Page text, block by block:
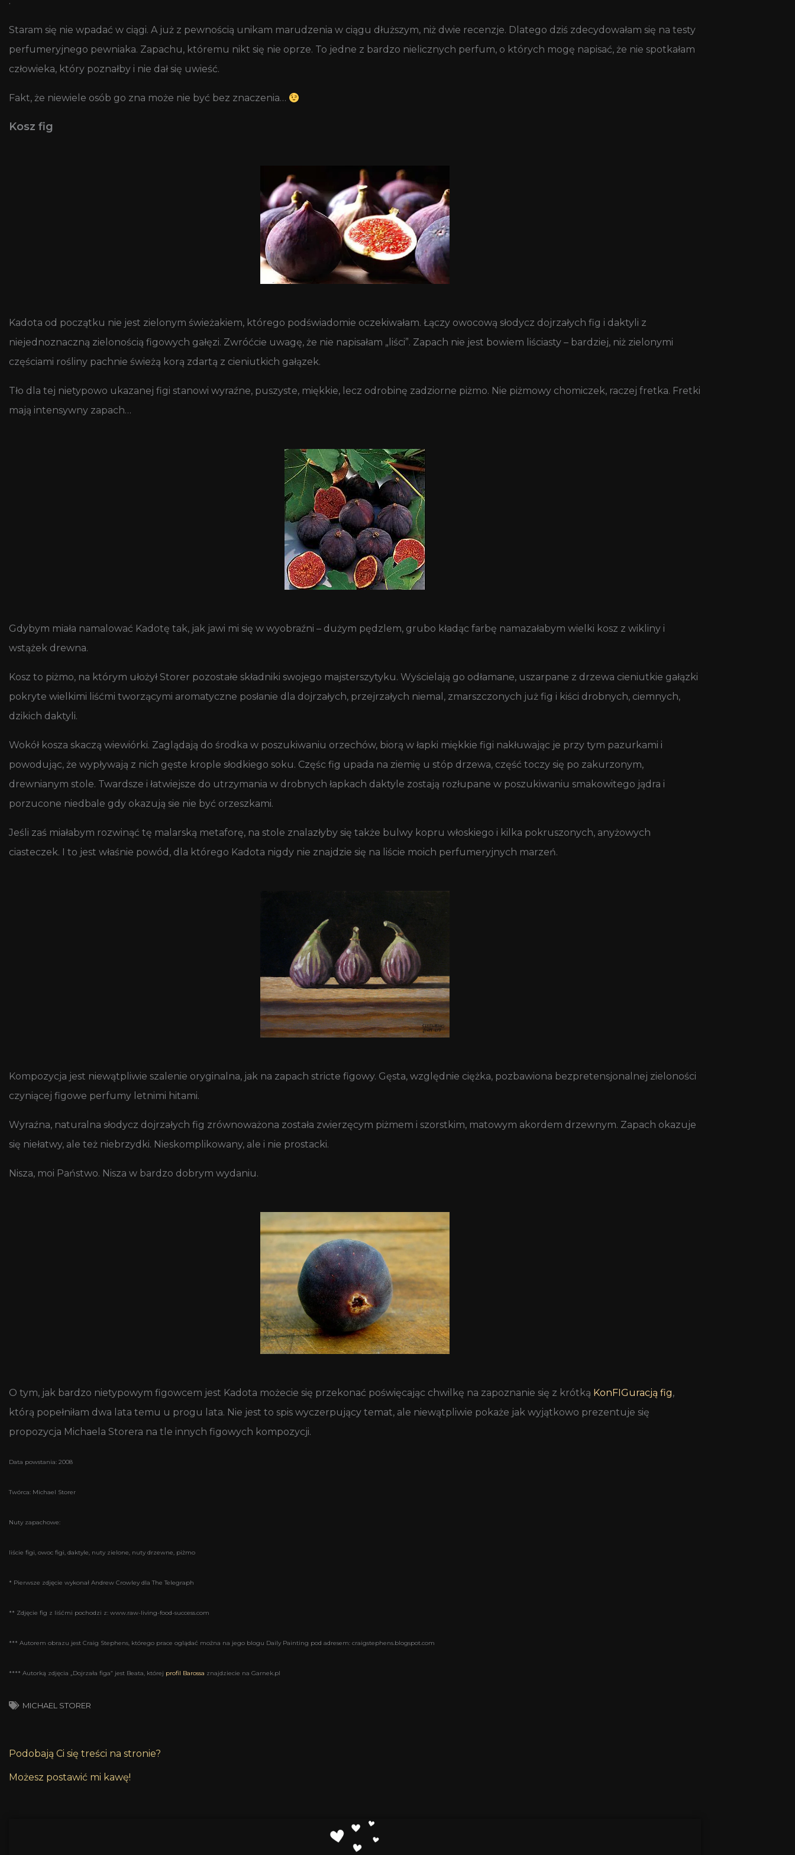
Staram się nie wpadać w ciągi. A już z pewnością unikam marudzenia w ciągu dłuższym, niż dwie recenzje. Dlatego dziś zdecydowałam się na testy
perfumeryjnego pewniaka. Zapachu, któremu nikt się nie oprze. To jedne z bardzo nielicznych perfum, o których mogę napisać, że nie spotkałam
człowieka, który poznałby i nie dał się uwieść.
Fakt, że niewiele osób go zna może nie być bez znaczenia…
Kosz fig
Kadota od początku nie jest zielonym świeżakiem, którego podświadomie oczekiwałam. Łączy owocową słodycz dojrzałych fig i daktyli z
niejednoznaczną zielonością figowych gałęzi. Zwróćcie uwagę, że nie napisałam „liści”. Zapach nie jest bowiem liściasty – bardziej, niż zielonymi
częściami rośliny pachnie świeżą korą zdartą z cieniutkich gałązek.
Tło dla tej nietypowo ukazanej figi stanowi wyraźne, puszyste, miękkie, lecz odrobinę zadziorne piżmo. Nie piżmowy chomiczek, raczej fretka. Fretki
mają intensywny zapach…
Gdybym miała namalować Kadotę tak, jak jawi mi się w wyobraźni – dużym pędzlem, grubo kładąc farbę namazałabym wielki kosz z wikliny i
wstążek drewna.
Kosz to piżmo, na którym ułożył Storer pozostałe składniki swojego majsterszytyku. Wyścielają go odłamane, uszarpane z drzewa cieniutkie gałązki
pokryte wielkimi liśćmi tworzącymi aromatyczne posłanie dla dojrzałych, przejrzałych niemal, zmarszczonych już fig i kiści drobnych, ciemnych,
dzikich daktyli.
Wokół kosza skaczą wiewiórki. Zaglądają do środka w poszukiwaniu orzechów, biorą w łapki miękkie figi nakłuwając je przy tym pazurkami i
powodując, że wypływają z nich gęste krople słodkiego soku. Częśc fig upada na ziemię u stóp drzewa, część toczy się po zakurzonym,
drewnianym stole. Twardsze i łatwiejsze do utrzymania w drobnych łapkach daktyle zostają rozłupane w poszukiwaniu smakowitego jądra i
porzucone niedbale gdy okazują sie nie być orzeszkami.
Jeśli zaś miałabym rozwinąć tę malarską metaforę, na stole znalazłyby się także bulwy kopru włoskiego i kilka pokruszonych, anyżowych
ciasteczek. I to jest właśnie powód, dla którego Kadota nigdy nie znajdzie się na liście moich perfumeryjnych marzeń.
Kompozycja jest niewątpliwie szalenie oryginalna, jak na zapach stricte figowy. Gęsta, względnie ciężka, pozbawiona bezpretensjonalnej zieloności
czyniącej figowe perfumy letnimi hitami.
Wyraźna, naturalna słodycz dojrzałych fig zrównoważona została zwierzęcym piżmem i szorstkim, matowym akordem drzewnym. Zapach okazuje
się niełatwy, ale też niebrzydki. Nieskomplikowany, ale i nie prostacki.
Nisza, moi Państwo. Nisza w bardzo dobrym wydaniu.
O tym, jak bardzo nietypowym figowcem jest Kadota możecie się przekonać poświęcając chwilkę na zapoznanie się z krótką KonFIGuracją fig,
którą popełniłam dwa lata temu u progu lata. Nie jest to spis wyczerpujący temat, ale niewątpliwie pokaże jak wyjątkowo prezentuje się
propozycja Michaela Storera na tle innych figowych kompozycji.
Data powstania: 2008
Twórca: Michael Storer
Nuty zapachowe:
liście figi, owoc figi, daktyle, nuty zielone, nuty drzewne, piżmo
* Pierwsze zdjęcie wykonał Andrew Crowley dla The Telegraph
** Zdjęcie fig z liśćmi pochodzi z: www.raw-living-food-success.com
*** Autorem obrazu jest Craig Stephens, którego prace oglądać można na jego blogu Daily Painting pod adresem: craigstephens.blogspot.com
**** Autorką zdjęcia „Dojrzała figa” jest Beata, której profil Barossa znajdziecie na Garnek.pl
MICHAEL STORER
Podobają Ci się treści na stronie?
Możesz postawić mi kawę!